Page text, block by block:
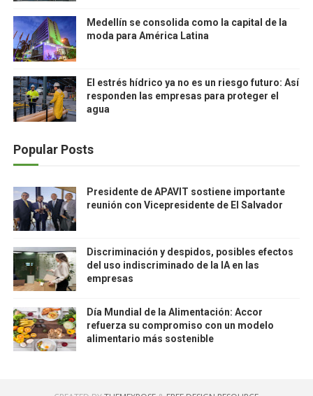
Medellín se consolida como la capital de la
moda para América Latina
El estrés hídrico ya no es un riesgo futuro: Así
responden las empresas para proteger el
agua
Popular Posts
Presidente de APAVIT sostiene importante
reunión con Vicepresidente de El Salvador
Discriminación y despidos, posibles efectos
del uso indiscriminado de la IA en las
empresas
Día Mundial de la Alimentación: Accor
refuerza su compromiso con un modelo
alimentario más sostenible